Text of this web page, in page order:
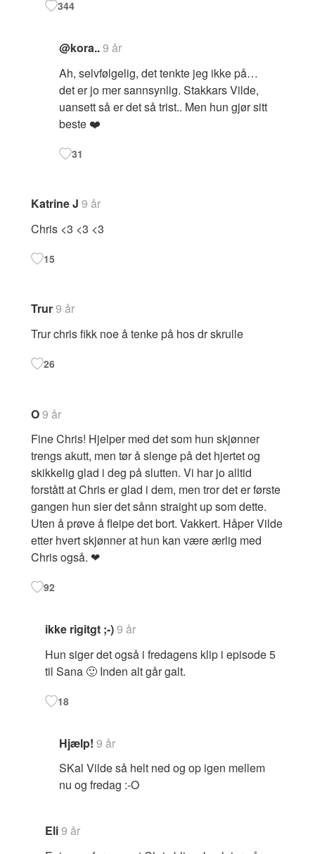
344
@kora..9 år
Ah, selvfølgelig, det tenkte jeg ikke på…
det er jo mer sannsynlig. Stakkars Vilde,
uansett så er det så trist.. Men hun gjør sitt
beste ❤️
31
Katrine J 9 år
Chris <3 <3 <3
15
Trur9 år
Trur chris fikk noe å tenke på hos dr skrulle
26
O9 år
Fine Chris! Hjelper med det som hun skjønner
trengs akutt, men tør å slenge på det hjertet og
skikkelig glad i deg på slutten. Vi har jo alltid
forstått at Chris er glad i dem, men tror det er første
gangen hun sier det sånn straight up som dette.
Uten å prøve å fleipe det bort. Vakkert. Håper Vilde
etter hvert skjønner at hun kan være ærlig med
Chris også. ❤
92
ikke rigitgt ;-)9 år
Hun siger det også i fredagens klip i episode 5
til Sana 🙂 Inden alt går galt.
18
Hjælp! 9 år
SKal Vilde så helt ned og op igen mellem
nu og fredag :-O
Eli9 år